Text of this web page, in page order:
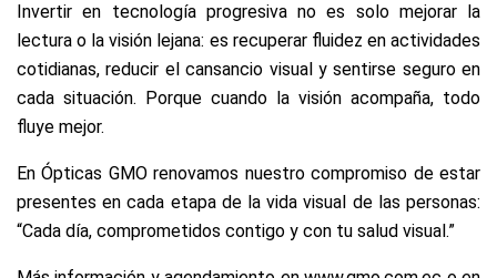
Invertir en tecnología progresiva no es solo mejorar la
lectura o la visión lejana: es recuperar fluidez en actividades
cotidianas, reducir el cansancio visual y sentirse seguro en
cada situación. Porque cuando la visión acompaña, todo
fluye mejor.
En Ópticas GMO renovamos nuestro compromiso de estar
presentes en cada etapa de la vida visual de las personas:
“Cada día, comprometidos contigo y con tu salud visual.”